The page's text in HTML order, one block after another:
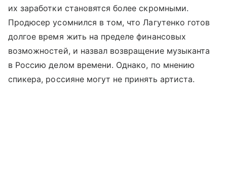
их заработки становятся более скромными.
Продюсер усомнился в том, что Лагутенко готов
долгое время жить на пределе финансовых
возможностей, и назвал возвращение музыканта
в Россию делом времени. Однако, по мнению
спикера, россияне могут не принять артиста.